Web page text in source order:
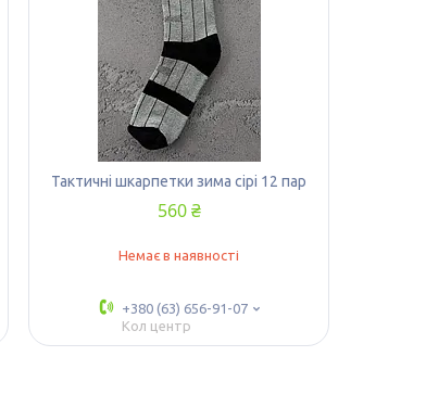
Тактичні шкарпетки зима сірі 12 пар
560 ₴
Немає в наявності
+380 (63) 656-91-07
Кол центр